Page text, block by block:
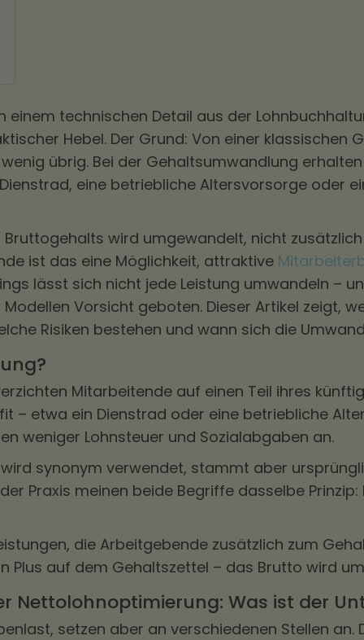
technischen Detail aus der
Hebel. Der Grund: Von einer klassischen
übrig. Bei der Gehaltsumwandlung
eine betriebliche Altersvorsorge oder
Bruttogehalts wird umgewandelt, nicht
ist das eine Möglichkeit, attraktive
lässt sich nicht jede Leistung umwandeln –
Vorsicht geboten. Dieser Artikel zeigt,
Risiken bestehen und wann sich die
Mitarbeitende auf einen Teil ihres
– etwa ein Dienstrad oder eine betriebliche
weniger Lohnsteuer und Sozialabgaben an.
synonym verwendet, stammt aber
Praxis meinen beide Begriffe dasselbe
die Arbeitgebende zusätzlich zum
Plus auf dem Gehaltszettel – das Brutto wird
Nettolohnoptimierung: Was ist der
setzen aber an verschiedenen Stellen an.